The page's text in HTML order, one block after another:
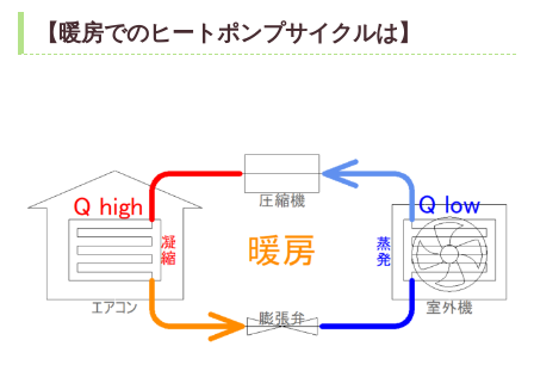
【暖房でのヒートポンプサイクルは】